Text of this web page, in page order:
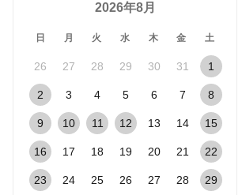
2026年8月
日 月 火 水 木 金 土
26 27 28 29 30 31 1
2 3 4 5 6 7 8
9 10 11 12 13 14 15
16 17 18 19 20 21 22
23 24 25 26 27 28 29